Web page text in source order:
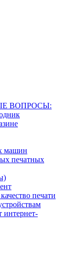
ВОПРОСЫ:
машин
печатных
печати
интернет-